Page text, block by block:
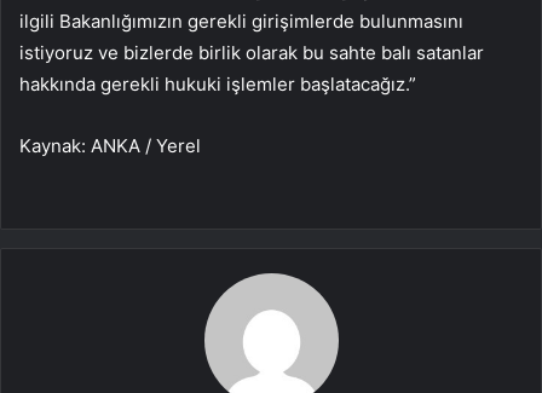
ilgili Bakanlığımızın gerekli girişimlerde bulunmasını
istiyoruz ve bizlerde birlik olarak bu sahte balı satanlar
hakkında gerekli hukuki işlemler başlatacağız.”
Kaynak: ANKA / Yerel